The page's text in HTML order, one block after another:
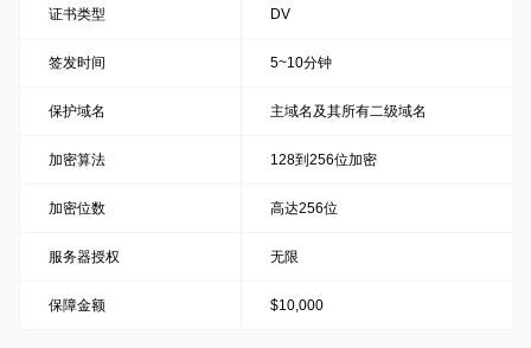
证书类型 DV
签发时间 5~10分钟
保护域名 主域名及其所有二级域名
加密算法 128到256位加密
加密位数 高达256位
服务器授权 无限
保障金额 $10,000